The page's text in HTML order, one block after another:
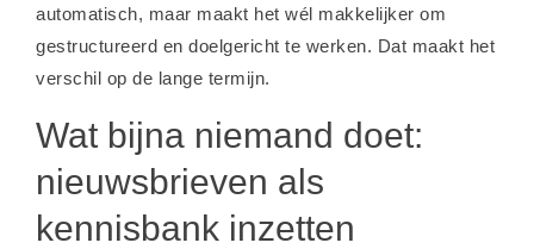
automatisch, maar maakt het wél makkelijker om
gestructureerd en doelgericht te werken. Dat maakt het
verschil op de lange termijn.
Wat bijna niemand doet:
nieuwsbrieven als
kennisbank inzetten